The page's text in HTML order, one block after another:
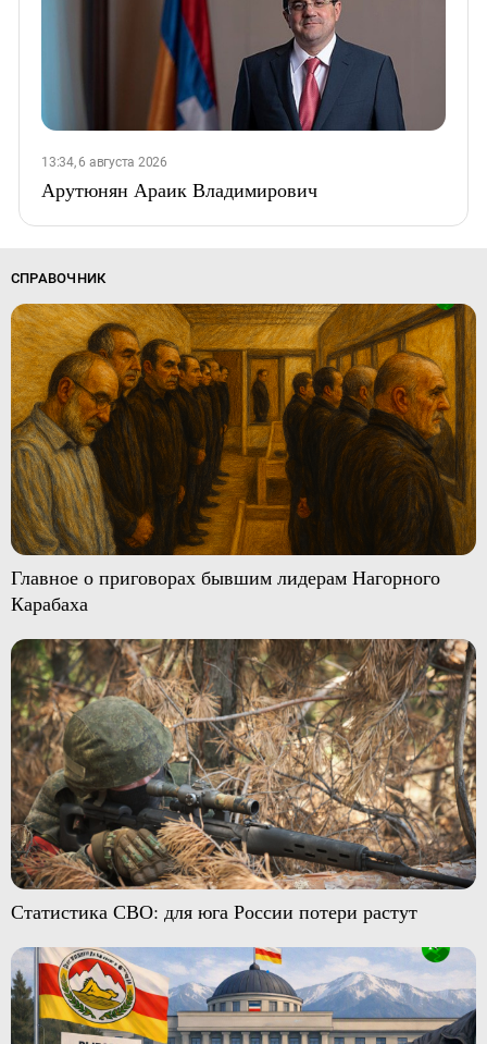
13:34, 6 августа 2026
Арутюнян Араик Владимирович
СПРАВОЧНИК
Главное о приговорах бывшим лидерам Нагорного
Карабаха
Статистика СВО: для юга России потери растут